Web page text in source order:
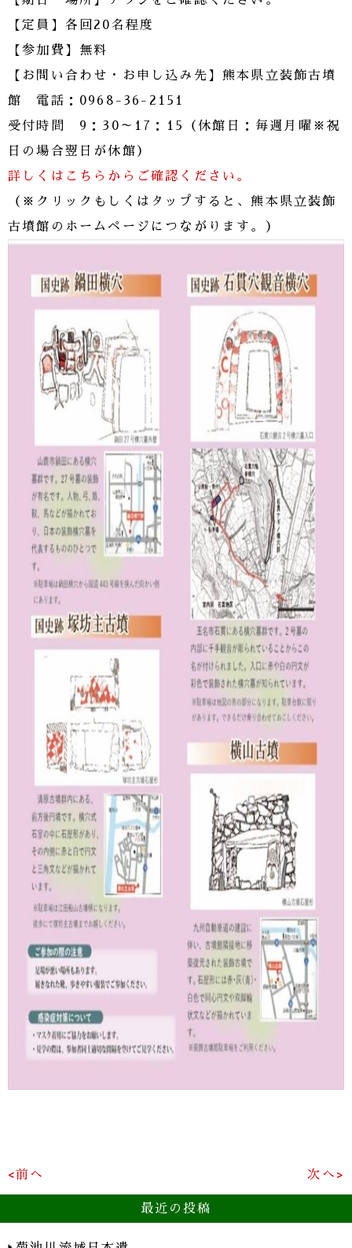
【定員】各回20名程度
【参加費】無料
【お問い合わせ・お申し込み先】熊本県立装飾古墳
館 電話：0968-36-2151
受付時間 9：30～17：15（休館日：毎週月曜※祝
日の場合翌日が休館）
詳しくはこちらからご確認ください。
（※クリックもしくはタップすると、熊本県立装飾
古墳館のホームページにつながります。）
<前へ 次へ>
最近の投稿